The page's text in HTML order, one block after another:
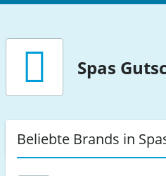
Spas
Beliebte Brands in